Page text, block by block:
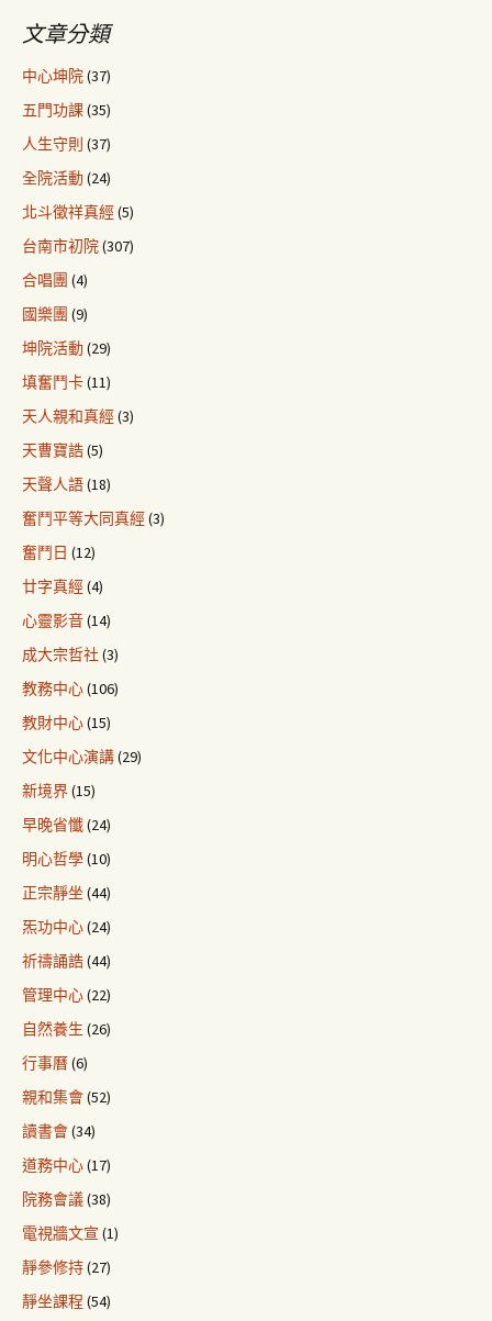
文章分類
中心坤院(37)
五門功課(35)
人生守則 (37)
全院活動(24)
北斗徵祥真經(5)
台南市初院(307)
合唱團 (4)
國樂團 (9)
坤院活動(29)
填奮鬥卡(11)
天人親和真經(3)
天曹寶誥(5)
天聲人語(18)
奮鬥平等大同真經(3)
奮鬥日 (12)
廿字真經(4)
心靈影音(14)
成大宗哲社(3)
教務中心(106)
教財中心(15)
文化中心演講(29)
新境界(15)
早晚省懺(24)
明心哲學(10)
正宗靜坐 (44)
炁功中心(24)
祈禱誦誥(44)
管理中心(22)
自然養生 (26)
行事曆(6)
親和集會(52)
讀書會(34)
道務中心(17)
院務會議(38)
電視牆文宣 (1)
靜參修持(27)
靜坐課程 (54)